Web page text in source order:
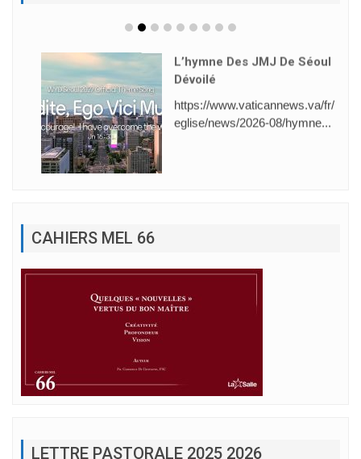
L’hymne Des JMJ De Séoul
Dévoilé
https://www.vaticannews.va/fr/
eglise/news/2026-08/hymne...
CAHIERS MEL 66
LETTRE PASTORALE 2025 2026